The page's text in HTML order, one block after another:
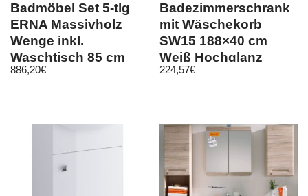
Badmöbel Set 5-tlg
ERNA Massivholz
Wenge inkl.
Waschtisch 85 cm
886,20€
Badezimmerschrank
mit Wäschekorb
SW15 188×40 cm
Weiß Hochglanz
push to open
224,57€